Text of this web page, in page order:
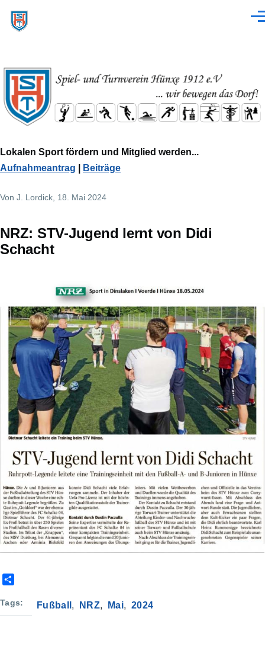
Lokalen Sport fördern und Mitglied werden...
Aufnahmeantrag
Beiträge
Von J. Lordick , 18. Mai 2024
NRZ: STV-Jugend lernt von Didi
Schacht
a
Tags Fußball NRZ Mai 2024